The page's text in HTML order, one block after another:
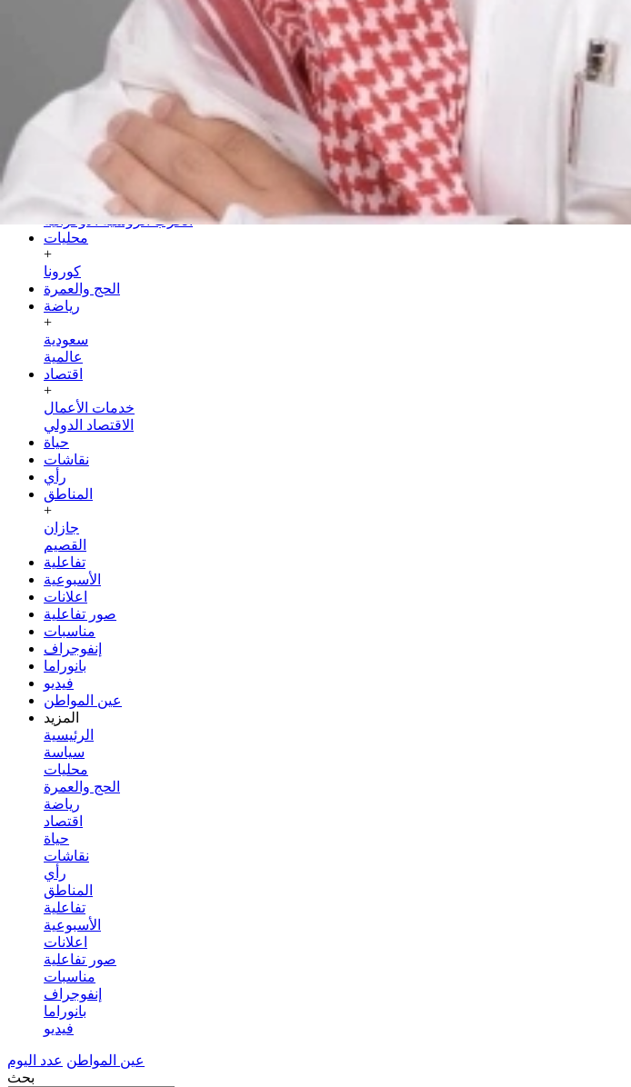
الحرب الروسية الأوكرانية
محليات
+
كورونا
الحج والعمرة
رياضة
+
سعودية
عالمية
اقتصاد
+
خدمات الأعمال
الاقتصاد الدولي
حياة
نقاشات
رأي
المناطق
+
جازان
القصيم
تفاعلية
الأسبوعية
اعلانات
صور تفاعلية
مناسبات
إنفوجراف
بانوراما
فيديو
عين المواطن
المزيد
الرئيسية
سياسة
محليات
الحج والعمرة
رياضة
اقتصاد
حياة
نقاشات
رأي
المناطق
تفاعلية
الأسبوعية
اعلانات
صور تفاعلية
مناسبات
إنفوجراف
بانوراما
فيديو
عين المواطن عدد اليوم
بحث